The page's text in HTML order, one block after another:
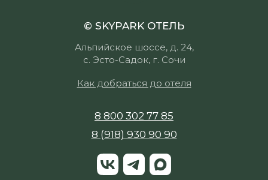
© SKYPARK ОТЕЛЬ
Альпийское шоссе, д. 24,
с. Эсто-Садок, г. Сочи
Как добраться до отеля
8 800 302 77 85
8 (918) 930 90 90